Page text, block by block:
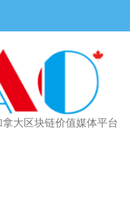
大区块链价值媒体平台